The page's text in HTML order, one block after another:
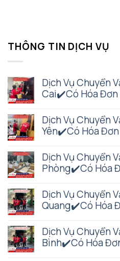
THÔNG TIN DỊCH VỤ
Dịch Vụ Chuyển
Cai✔️Có Hóa Đơn
Dịch Vụ Chuyển
Yên✔️Có Hóa Đơn
Dịch Vụ Chuyển
Phòng✔️Có Hóa
Dịch Vụ Chuyển
Quang✔️Có Hóa
Dịch Vụ Chuyển
Bình✔️Có Hóa